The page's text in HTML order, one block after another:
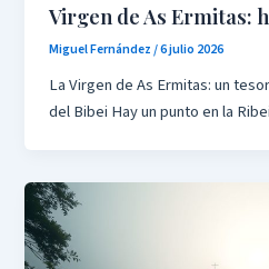
Virgen de As Ermitas:
Miguel Fernández/6 julio 2026
La Virgen de As Ermitas: un
del Bibei Hay un punto en la